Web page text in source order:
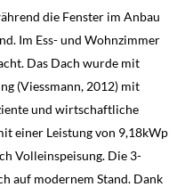
die Fenster im Anbau
Im Ess- und Wohnzimmer
Das Dach wurde mit
(Viessmann, 2012) mit
und wirtschaftliche
einer Leistung von 9,18kWp
Volleinspeisung. Die 3-
auf modernem Stand. Dank